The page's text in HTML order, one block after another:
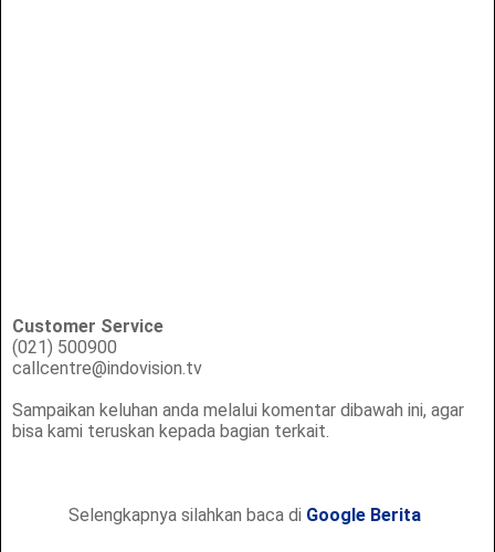
Customer Service
(021) 500900
callcentre@indovision.tv
Sampaikan keluhan anda melalui komentar dibawah ini, agar
bisa kami teruskan kepada bagian terkait.
Selengkapnya silahkan baca di Google Berita